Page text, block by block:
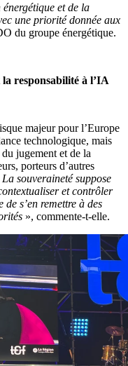
et de la
une priorité donnée aux
du groupe énergétique.
la responsabilité à l’IA
majeur pour l’Europe
technologique, mais
jugement et de la
porteurs d’autres
La souveraineté suppose
et contrôler
s’en remettre à des
», commente-t-elle.